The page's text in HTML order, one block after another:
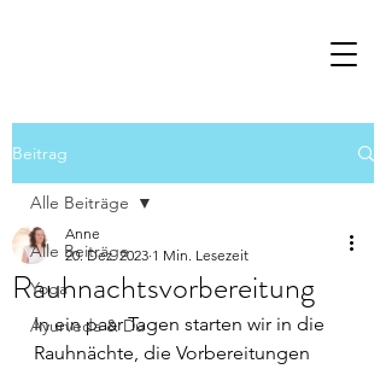
Beitrag
Alle Beiträge
Yoga
Ayurveda & Du
Alle Beiträge
Rauhnachtsvorbereitung
Anne
20. Dez. 2023 1 Min. Lesezeit
In ein paar Tagen starten wir in die
Rauhnächte, die Vorbereitungen